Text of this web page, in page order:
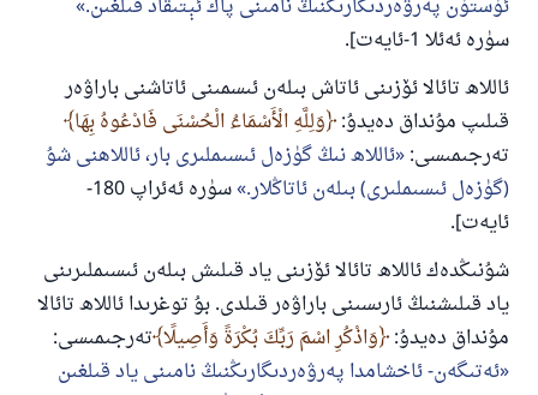
ئۈستۈن پەرۋەردىگارىڭنىڭ نامىنى پاك ئېتىقاد قىلغىن.
سۈرە ئەئلا 1-ئايەت].
ئاللاھ تائالا ئۆزىنى ئاتاش بىلەن ئىسمىنى ئاتاشنى باراۋەر
قىلىپ مۇنداق دەيدۇ: وَلِلَّهِ الْأَسْمَاءُ الْحُسْنَى فَادْعُوهُ بِهَا
تەرجىمىسى: ئاللاھ نىڭ گۈزەل ئىسىملىرى بار، ئاللاھنى شۇ
(گۈزەل ئىسىملىرى) بىلەن ئاتاڭلار.
سۈرە ئەئراپ 180-
ئايەت].
شۇنىڭدەك ئاللاھ تائالا ئۆزىنى ياد قىلىش بىلەن ئىسىملىرىنى
ياد قىلىشنىڭ ئارىسىنى باراۋەر قىلدى. بۇ توغرىدا ئاللاھ تائالا
مۇنداق دەيدۇ: وَاذْكُرِ اسْمَ رَبِّكَ بُكْرَةً وَأَصِيلًا تەرجىمىسى:
ئەتىگەن- ئاخشامدا پەرۋەردىگارىڭنىڭ نامىنى ياد قىلغىن